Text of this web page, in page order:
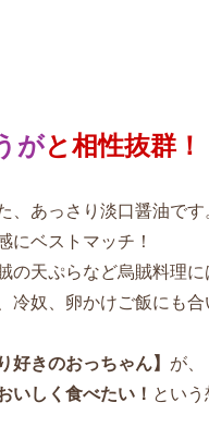
がと相性抜群！
、あっさり淡口醤油です
にベストマッチ！
の天ぷらなど烏賊料理
冷奴、卵かけご飯にも
好きのおっちゃん】 が、
いしく食べたい！ とい